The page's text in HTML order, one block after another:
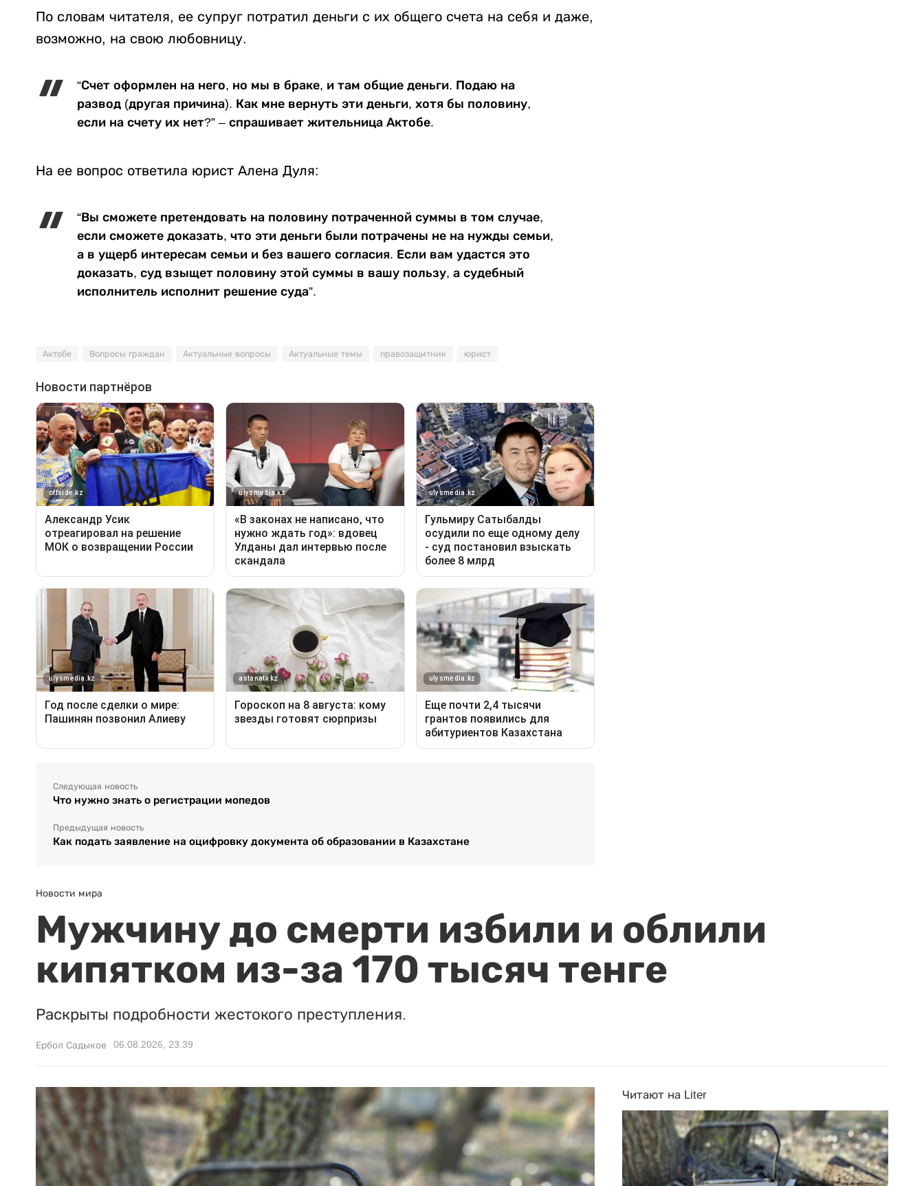
По словам читателя, ее супруг потратил деньги с их общего счета на себя и даже,
возможно, на свою любовницу.
“Счет оформлен на него, но мы в браке, и там общие деньги. Подаю на
развод (другая причина). Как мне вернуть эти деньги, хотя бы половину,
если на счету их нет?” – спрашивает жительница Актобе.
На ее вопрос ответила юрист Алена Дуля:
“Вы сможете претендовать на половину потраченной суммы в том случае,
если сможете доказать, что эти деньги были потрачены не на нужды семьи,
а в ущерб интересам семьи и без вашего согласия. Если вам удастся это
доказать, суд взыщет половину этой суммы в вашу пользу, а судебный
исполнитель исполнит решение суда”.
Актобе Вопросы граждан Актуальные вопросы Актуальные темы правозащитник юрист
Следующая новость
Что нужно знать о регистрации мопедов
Предыдущая новость
Как подать заявление на оцифровку документа об образовании в Казахстане
Новости мира
Мужчину до смерти избили и облили
кипятком из-за 170 тысяч тенге
Раскрыты подробности жестокого преступления.
Ербол Садыков 06.08.2026, 23:39
Читают на Liter